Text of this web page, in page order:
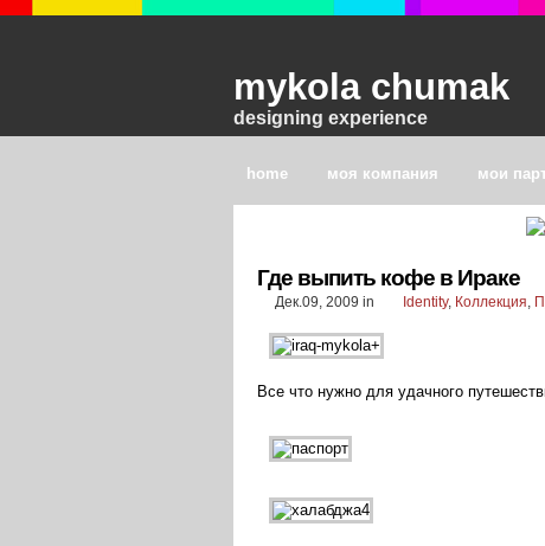
mykola chumak
designing experience
home моя компания мои
Где выпить кофе в Ираке
Дек.09, 2009 in Identity, Коллекция,
Все что нужно для удачного